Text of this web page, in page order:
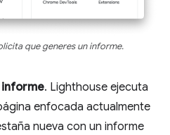
que generes un informe.
. Lighthouse ejecuta
enfocada actualmente
nueva con un informe